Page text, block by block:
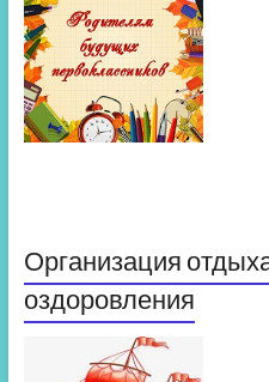
Организация
оздоровления